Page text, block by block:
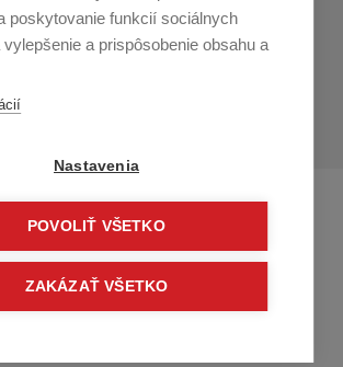
Prihlásiť
16 rokov!
poskytovanie funkcií sociálnych
vylepšenie a prispôsobenie obsahu a
Nastavenia
POVOLIŤ VŠETKO
ZAKÁZAŤ VŠETKO